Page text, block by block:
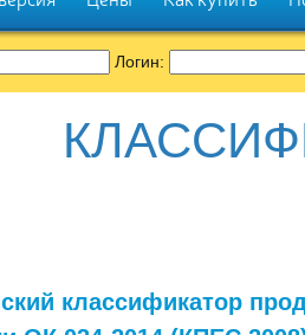
Логин:
классификатор